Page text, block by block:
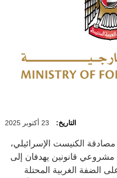
التاريخ: 23 أكتوبر 2025
الكنيست الإسرائيلي،
مشروعي قانونين يهدفان إلى
الضفة الغربية المحتلة